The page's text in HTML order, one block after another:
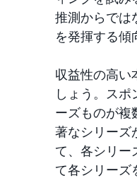
推測からでは
を発揮する傾
収益性の高い
しょう。ス
ーズものが複
著なシリーズ
て、各シリー
て各シリーズ